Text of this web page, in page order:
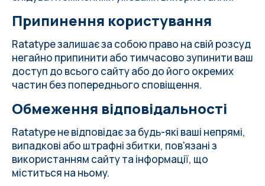
Припинення користування
Ratatype залишає за собою право на свій розсуд
негайно припинити або тимчасово зупинити ваш
доступ до всього сайту або до його окремих
частин без попереднього сповіщення.
Обмеження відповідальності
Ratatype не відповідає за будь-які ваші непрямі,
випадкові або штрафні збитки, пов'язані з
використанням сайту та інформації, що
міститься на ньому.